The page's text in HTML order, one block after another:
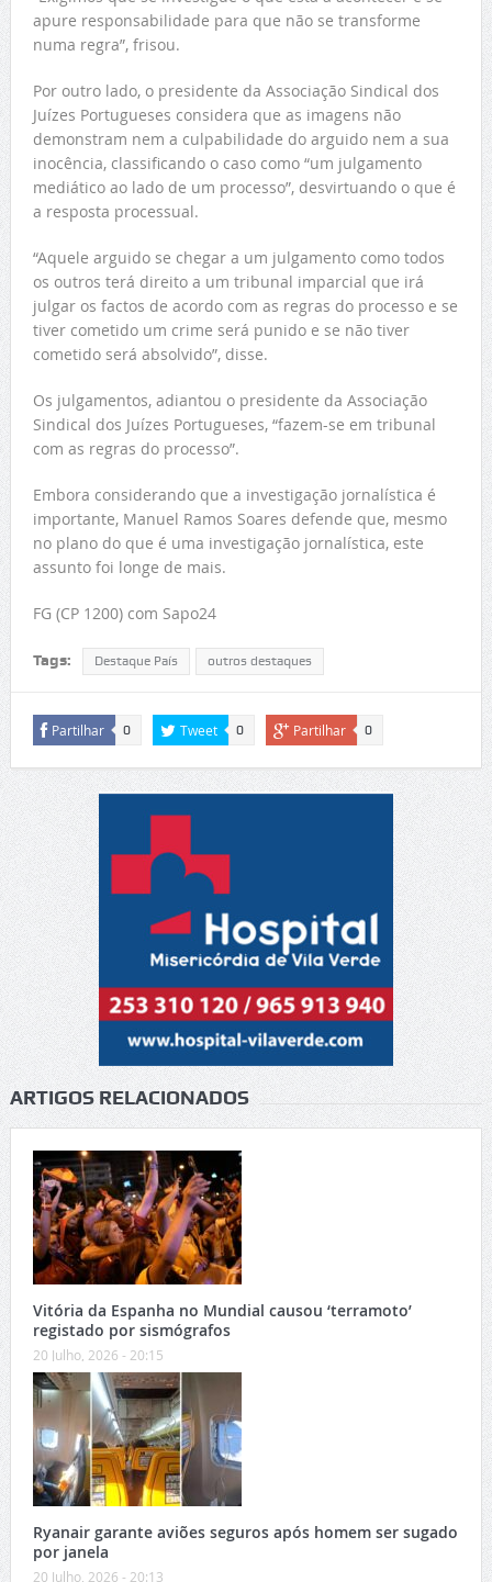
apure responsabilidade para que não se transforme
numa regra”, frisou.
Por outro lado, o presidente da Associação Sindical dos
Juízes Portugueses considera que as imagens não
demonstram nem a culpabilidade do arguido nem a sua
inocência, classificando o caso como “um julgamento
mediático ao lado de um processo”, desvirtuando o que é
a resposta processual.
“Aquele arguido se chegar a um julgamento como todos
os outros terá direito a um tribunal imparcial que irá
julgar os factos de acordo com as regras do processo e se
tiver cometido um crime será punido e se não tiver
cometido será absolvido”, disse.
Os julgamentos, adiantou o presidente da Associação
Sindical dos Juízes Portugueses, “fazem-se em tribunal
com as regras do processo”.
Embora considerando que a investigação jornalística é
importante, Manuel Ramos Soares defende que, mesmo
no plano do que é uma investigação jornalística, este
assunto foi longe de mais.
FG (CP 1200) com Sapo24
Tags: Destaque País outros destaques
Partilhar 0 Tweet 0 Partilhar 0
ARTIGOS RELACIONADOS
Vitória da Espanha no Mundial causou ‘terramoto’
registado por sismógrafos
20 Julho, 2026 - 20:15
Ryanair garante aviões seguros após homem ser sugado
por janela
20 Julho, 2026 - 20:13